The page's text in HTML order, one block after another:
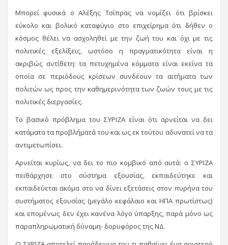
Μπορεί φυσικά ο Αλέξης Τσίπρας να νομίζει ότι βρίσκει
εύκολο και βολικό καταφύγιο στο επιχείρημα ότι δήθεν ο
κόσμος θέλει να ασχοληθεί με την ζωή του και όχι με τις
πολιτικές εξελίξεις, ωστόσο η πραγματικότητα είναι η
ακριβώς αντίθετη: τα πετυχημένα κόμματα είναι εκείνα τα
οποία σε περιόδους κρίσεων συνδέουν τα αιτήματα των
πολιτών ως προς την καθημερινότητα των ζωών τους με τις
πολιτικές διεργασίες.
Το βασικό πρόβλημα του ΣΥΡΙΖΑ είναι ότι αρνείται να δει
κατάματα τα προβλήματά του και ως εκ τούτου αδυνατεί να τα
αντιμετωπίσει.
Αρνείται κυρίως, να δει το πιο κομβικό από αυτά: ο ΣΥΡΙΖΑ
πειθάρχησε στο σύστημα εξουσίας, εκπαιδεύτηκε και
εκπαιδεύεται ακόμα στο να δίνει εξετάσεις στον πυρήνα του
συστήματος εξουσίας (μεγάλο κεφάλαιο και ΗΠΑ πρωτίστως)
και επομένως δεν έχει κανένα λόγο ύπαρξης, παρά μόνο ως
παραπληρωματική δύναμη- δορυφόρος της ΝΔ.